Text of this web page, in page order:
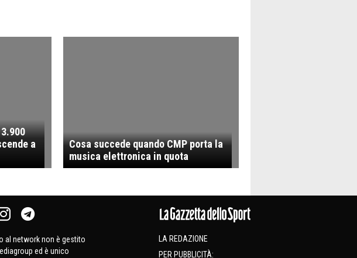
a
Cosa succede quando CMP porta la
musica elettronica in quota
al network non è gestito
ed è unico
LA REDAZIONE
PER PUBBLICITÀ: